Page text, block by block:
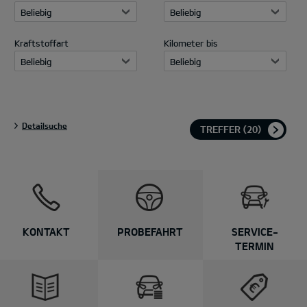
Beliebig
Beliebig
Kraftstoffart
Beliebig
Kilometer bis
Beliebig
Detailsuche TREFFER (20)
KONTAKT PROBEFAHRT
SERVICE-
TERMIN
Kia und e-
mobilio.
Lass dich zur E-Mobilität
Zum EV Berater